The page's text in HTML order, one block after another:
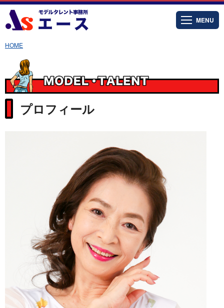
MENU
HOME
プロフィール